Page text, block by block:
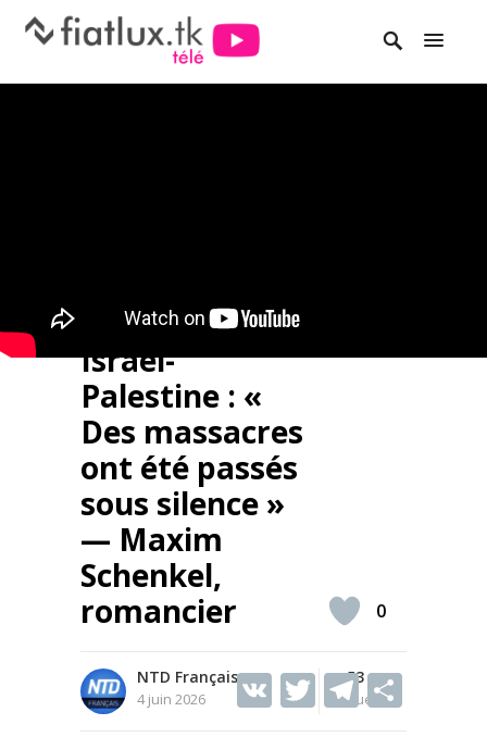
Israël-
Palestine : «
Des massacres
ont été passés
sous silence »
— Maxim
Schenkel,
romancier
NTD Français
4 juin 2026
53
Vues
V T T
0